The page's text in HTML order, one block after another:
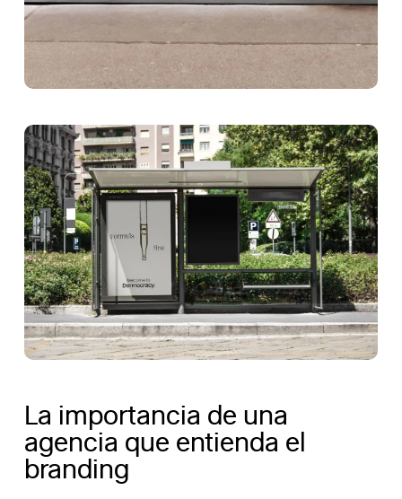
La importancia de una
agencia que entienda el
branding